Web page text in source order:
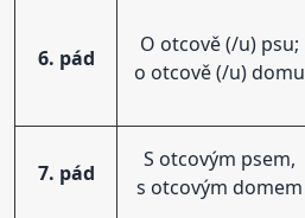
6. pád
O otcově (/u) psu;
o otcově (/u) domu
7. pád
S otcovým psem,
s otcovým domem